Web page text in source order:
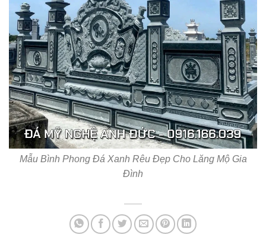
Mẫu Bình Phong Đá Xanh Rêu Đẹp Cho Lăng Mộ Gia
Đình